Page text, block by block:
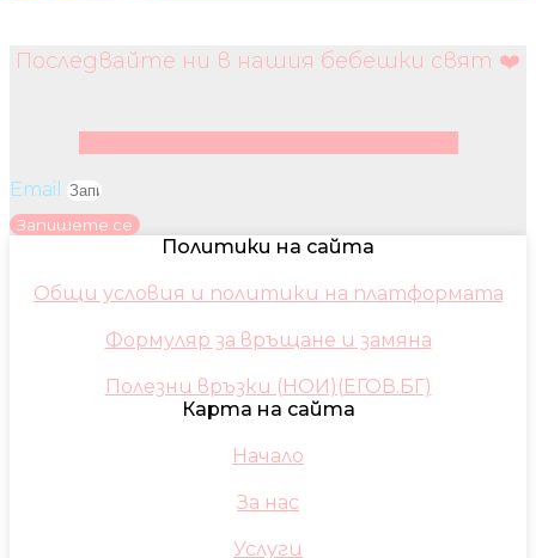
Последвайте ни в нашия бебешки свят ❤️
Email
Запишете се
Политики на сайта
Общи условия и политики на платформата
Формуляр за връщане и замяна
Полезни връзки (НОИ)(ЕГОВ.БГ)
Карта на сайта
Начало
За нас
Услуги